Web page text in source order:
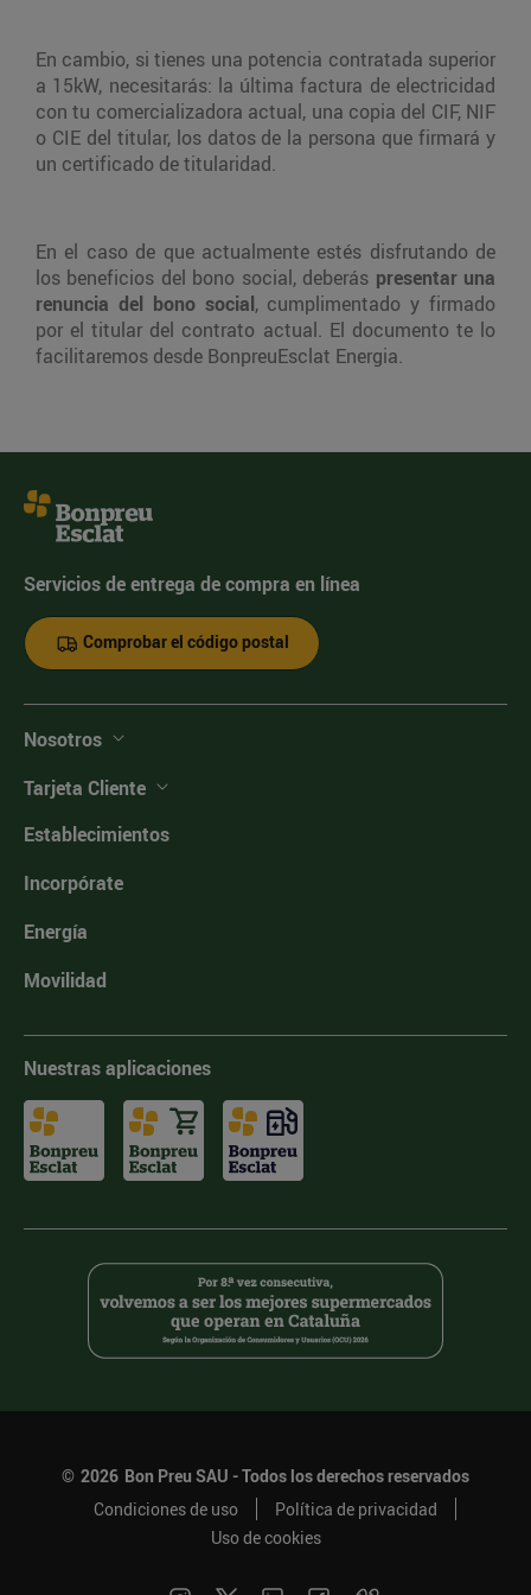
En cambio, si tienes una potencia contratada superior
a 15kW, necesitarás: la última factura de electricidad
con tu comercializadora actual, una copia del CIF, NIF
o CIE del titular, los datos de la persona que firmará y
un certificado de titularidad.
En el caso de que actualmente estés disfrutando de
los beneficios del bono social, deberás presentar una
renuncia del bono social, cumplimentado y firmado
por el titular del contrato actual. El documento te lo
facilitaremos desde BonpreuEsclat Energia.
Servicios de entrega de compra en línea
Comprobar el código postal
Nosotros
Tarjeta Cliente
Establecimientos
Incorpórate
Energía
Movilidad
Nuestras aplicaciones
© 2026 Bon Preu SAU - Todos los derechos reservados
Condiciones de uso
Política de privacidad
Uso de cookies